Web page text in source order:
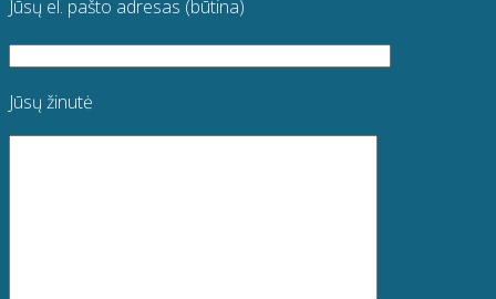
Jūsų el. pašto adresas (būtina)
Jūsų žinutė